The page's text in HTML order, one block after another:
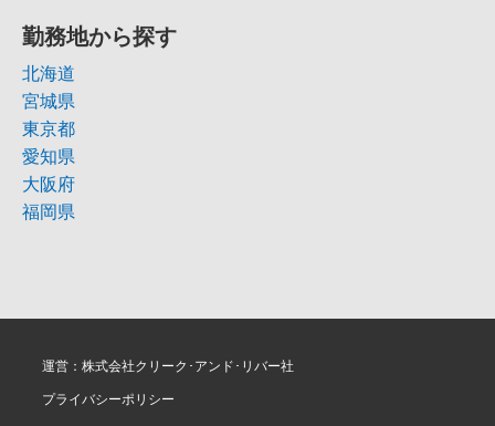
勤務地から探す
北海道
宮城県
東京都
愛知県
大阪府
福岡県
運営：株式会社クリーク･アンド･リバー社
プライバシーポリシー